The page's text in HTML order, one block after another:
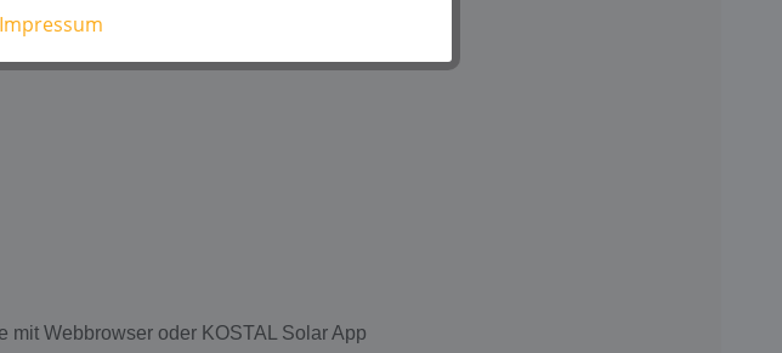
mit Webbrowser oder KOSTAL Solar App
Impressum